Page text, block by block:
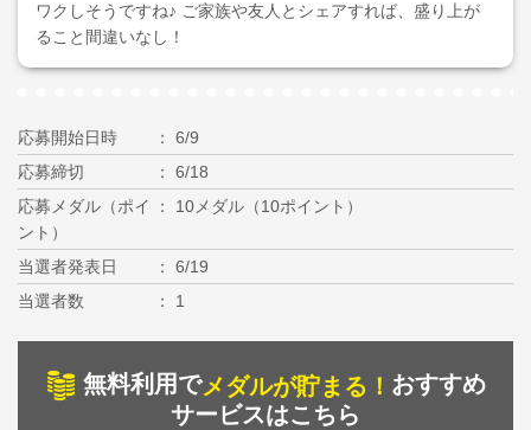
ワクしそうですね♪ ご家族や友人とシェアすれば、盛り上が
ること間違いなし！
応募開始日時
6/9
応募締切
6/18
応募メダル（ポイ
ント）
10メダル（10ポイント）
当選者発表日
6/19
当選者数
1
無料利用でメダルが貯まる！ おすすめ
サービスはこちら